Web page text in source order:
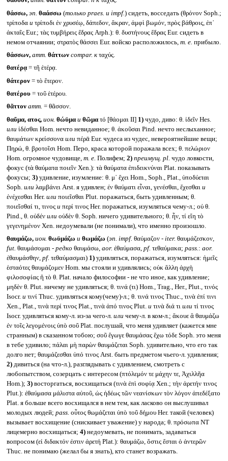
θάσσω, эп. θαάσσω (только praes. и impf.) сидеть, восседать (θρόνον Soph.;
τρίποδα и τρίποδι ἐν χρυσέῳ, δάπεδον, ἄκραν, ἀμφὶ βωμόν, πρὸς βάθροις, ἐπ᾽
ἀκταῖς Eur.; τὰς τυμβήρεις ἕδρας Arph.): θ. δυστήνους ἕδρας Eur. сидеть в
немом отчаянии; στρατὸς θάσσει Eur. войско расположилось, т. е. прибыло.
θάσσων, атт. θάττων compar. кταχύς.
θατέρᾳ = τῆ ἑτέρᾳ.
θάτερον = τὸ ἕτερον.
θατέρου = τοῦ ἑτέρου.
θᾶττον атт. = θᾶσσον.
θαῦμα, ατος, ион. θώϋμα и θῶμα τό [θάομαι II] 1)чудо, диво: θ. ἰδεῖν Hes.
или ἰδέσθαι Hom. нечто невиданное; θ. ἀκοῦσαι Pind. нечто неслыханное;
θαυμάτων κρείσσονα или πέρᾱ Eur. чудеса из чудес, невероятнейшие вещи;
Πηρώ, θ. βροτοῖσι Hom. Перо, краса которой поражала всех; θ. πελώριον
Hom. огромное чудовище, т. е. Полифем; 2) преимущ. pl. чудо ловкости,
фокус (τὰ θαύματα ποιεῖν Xen.): τὰ θαύματα ἐπιδεικνύναι Plat. показывать
фокусы; 3)удивление, изумление: θ. μ᾽ ἔχει Hom., Soph., Plat., ὑποδύεται
Soph. или λαμβάνει Arst. я удивлен; ἐν θαύματι εἶναι, γενέσθαι, ἔχεσθαι и
ἐνέχεσθαι Her. или ποιεῖσθαι Plut. поражаться, быть удивленным; θ.
ποιεῖσθαί τι, τινος и περί τινος Her. поражаться, изумляться чему-л.; οὐ θ.
Pind., θ. οὐδέν или οὐδὲν θ. Soph. ничего удивительного; θ. ἦν, τί εἴη τὸ
γεγενημένον Xen. недоумевали (не понимали), что именно произошло.
θαυμάζω, ион. θωϋμάζω и θωμάζω (эп. impf. θαύμαζον - iter. θαυμάζεσκον,
fut. θαυμάσομαι - редко θαυμάσω, aor. ἐθαύμασα, pf. τεθαύμακα; pass.: aor.
ἐθαυμάσθην, pf. τεθαύμασμαι) 1)удивляться, поражаться, изумляться: ἡμεῖς
ἑσταότες θαυμάζομεν Hom. мы стояли и удивлялись; οὐκ ἄλλη ἀρχὴ
φιλοσοφίας ἢ τὸ θ. Plat. начало философии - не что иное, как удивление;
μηδὲν θ. Plut. ничему не удивляться; θ. τινά (τι) Hom., Trag., Her., Plut., τινός
Isocr. и τινί Thuc. удивляться кому(чему)-л.; θ. τινά τινος Thuc., τινὰ ἐπί τινι
Xen., Plat., τινὰ περί τινος Plat., τινὰ ἀπό τινος Plut. и τινὰ διά τι или τί τινος
Isocr. удивляться кому-л. из-за чего-л. или чему-л. в ком-л.; ἄκουε ἃ θαυμάζω
ἐν τοῖς λεγομένοις ὑπὸ σοῦ Plat. послушай, что меня удивляет (кажется мне
странным) в сказанном тобою; σοῦ ἔγωγε θαυμάσας ἔχω τόδε Soph. это меня
в тебе удивило; πάλαι μὴ παρὼν θαυμάζεται Soph. удивительно, что его так
долго нет; θαυμάζεσθαι ὑπό τινος Arst. быть предметом чьего-л. удивления;
2)дивиться (на что-л.), разглядывать с удивлением, смотреть с
любопытством, созерцать с интересом (πτόλεμόν τε μάχην τε, Ἀχιλλῆα
Hom.); 3)восторгаться, восхищаться (τινὰ ἐπὶ σοφίᾳ Xen.; τὴν ἀρετήν τινος
Plut.): ἐθαύμασα μάλιστα αὐτοῦ, ὡς ἡδέως τῶν νεανίσκων τὸν λόγον ἀπεδέξατο
Plat. я больше всего восхищался в нем тем, как ласково он выслушивал
молодых людей; pass. οὗτος θωμάζεται ὑπὸ τοῦ δήμου Her. такой (человек)
вызывает восхищение (снискивает уважение) у народа; θ. πρόσωπα NT
лицемерно восхищаться; 4)недоумевать, не понимать, задаваться
вопросом (εἰ διδακτόν ἐστιν ἀρετή Plat.): θαυμάζω, ὅστις ἔσται ὁ ἀντερῶν
Thuc. не понимаю (желал бы я знать), кто станет возражать.